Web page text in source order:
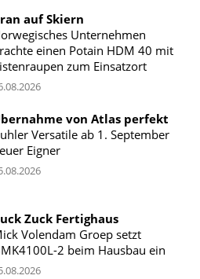
auf Skiern
Unternehmen
einen Potain HDM 40 mit
zum Einsatzort
von Atlas perfekt
Versatile ab 1. September
Eigner
Zuck Fertighaus
Volendam Groep setzt
2 beim Hausbau ein